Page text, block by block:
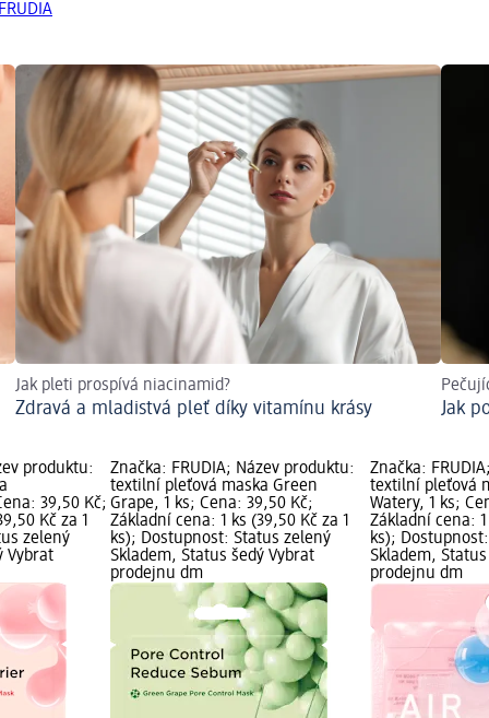
Jak pleti prospívá niacinamid?
Zdravá a mladistvá pleť díky vitamínu krásy Jak
produktu:
39,50 Kč;
Kč za 1
zelený
Vybrat
Značka: FRUDIA; Název produktu:
textilní pleťová maska Green
Grape, 1 ks; Cena: 39,50 Kč;
Základní cena: 1 ks (39,50 Kč za 1
ks); Dostupnost: Status zelený
Skladem, Status šedý Vybrat
prodejnu dm
Značka:
textilní pleťová
Watery, 1 ks;
Základní cena:
ks);
Skladem,
prodejnu dm